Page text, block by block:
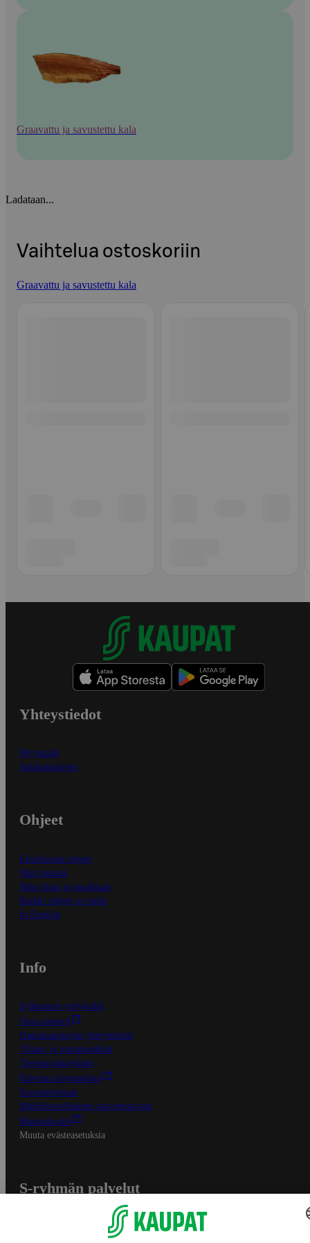
Graavattu ja savustettu kala
Ladataan...
Vaihtelua ostoskoriin
Graavattu ja savustettu kala
Yhteystiedot
Myymälät
Asiakaspalvelu
Ohjeet
Ensitilaajan ohjeet
Näin maksat
Näin tilaat ja muokkaat
Kaikki ohjeet ja vinkit
In English
Info
S-Business yrityksille
Oiva-raportit
Osuuskauppojen yhteystiedot
Tilaus- ja toimitusehdot
Tietosuojakäytäntö
Palvelun käyttöehdot
Saavutettavuus
Mobiilisovelluksen saavutettavuus
Mainostajalle
Muuta evästeasetuksia
S-ryhmän palvelut